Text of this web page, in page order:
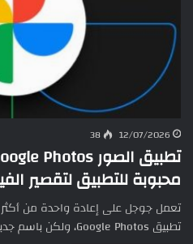
12/07/2026
38
محبوبة للتطبيق لتقصير
تعمل جوجل على إعادة واحدة من أكثر
تطبيق Google Photos، ولكن باسم جديد. وتشير المعلومات…